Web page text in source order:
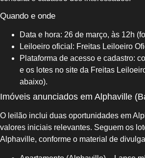
Quando e onde
Data e hora: 26 de março, às 12h
Leiloeiro oficial: Freitas Leiloeiro
Plataforma de acesso e cadastro:
e os lotes no site da Freitas
abaixo).
Imóveis anunciados em Alphaville
O leilão inclui duas oportunidades em
valores iniciais relevantes. Seguem os
Alphaville, conforme o material de